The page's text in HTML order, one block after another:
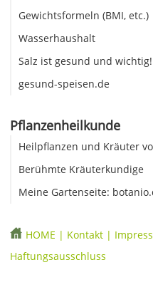
Gewichtsformeln (BMI, etc.)
Wasserhaushalt
Salz ist gesund und wichtig!
gesund-speisen.de
Pflanzenheilkunde
Heilpflanzen und Kräuter
Berühmte Kräuterkundige
Meine Gartenseite:
HOME | Kontakt |
Haftungsausschluss